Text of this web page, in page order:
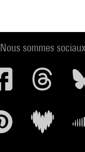
Nous sommes sociaux